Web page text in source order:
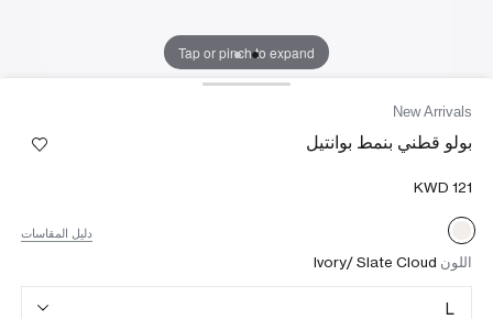
Tap or pinch to expand
New Arrivals
بولو قطني بنمط بوانتيل
دليل المقاسات
اللون Ivory/ Slate Cloud
L